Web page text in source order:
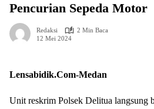
Pencurian Sepeda Motor
Redaksi
2 Min Baca
12 Mei 2024
Lensabidik.Com-Medan
Unit reskrim Polsek Delitua langsung